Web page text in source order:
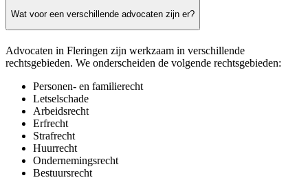
Wat voor een verschillende advocaten zijn er?
Advocaten in Fleringen zijn werkzaam in verschillende
rechtsgebieden. We onderscheiden de volgende rechtsgebieden:
Personen- en familierecht
Letselschade
Arbeidsrecht
Erfrecht
Strafrecht
Huurrecht
Ondernemingsrecht
Bestuursrecht